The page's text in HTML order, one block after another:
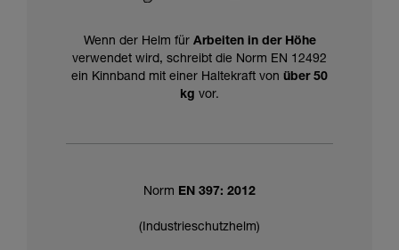
Wenn der Helm für Arbeiten in der Höhe
verwendet wird, schreibt die Norm EN 12492
ein Kinnband mit einer Haltekraft von über 50
kg vor.
Norm EN 397: 2012
(Industrieschutzhelm)